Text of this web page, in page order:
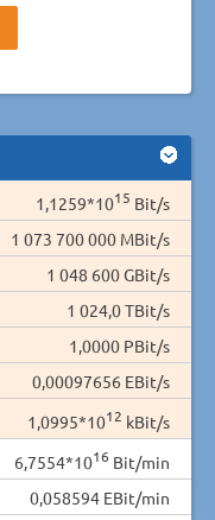
1,1259*1015 Bit/s
1 073 700 000 MBit/s
1 048 600 GBit/s
1 024,0 TBit/s
1,0000 PBit/s
0,00097656 EBit/s
1,0995*1012 kBit/s
6,7554*1016 Bit/min
0,058594 EBit/min